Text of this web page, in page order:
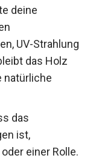
deine
UV-Strahlung
das Holz
natürliche
das
ist,
einer Rolle.